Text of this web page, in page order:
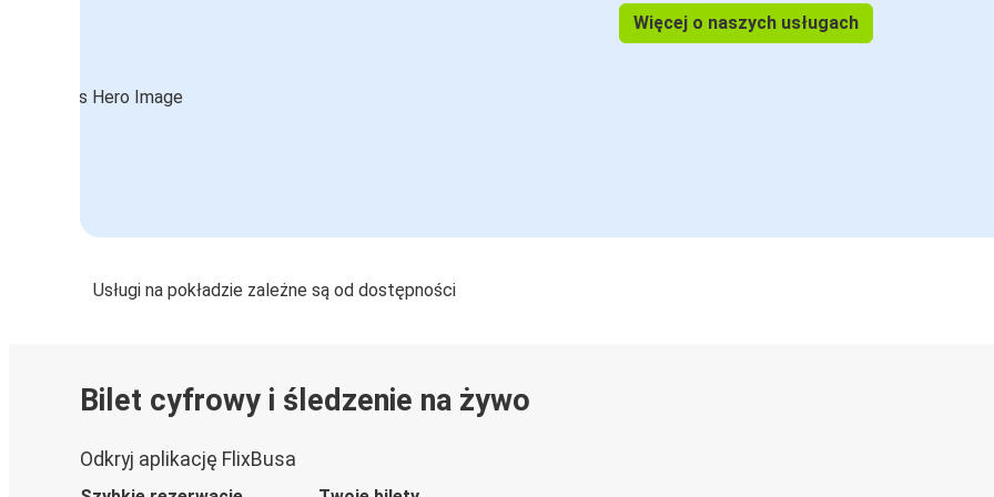
Więcej o naszych usługach
Usługi na pokładzie zależne są od dostępności
Bilet cyfrowy i śledzenie na żywo
Odkryj aplikację FlixBusa